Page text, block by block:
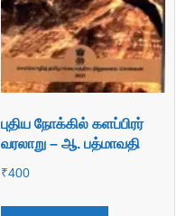
புதிய நோக்கில் களப்பிரர்
வரலாறு – ஆ. பத்மாவதி
₹400